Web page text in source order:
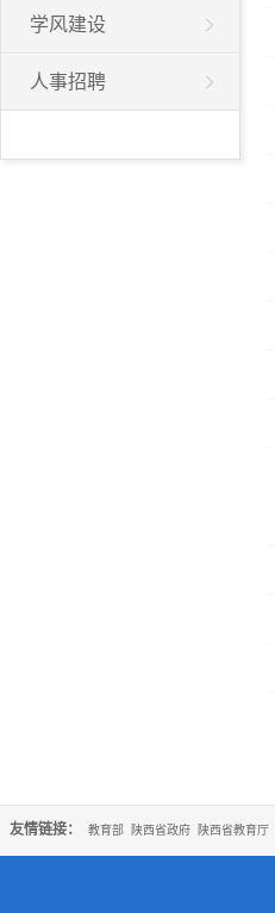
学风建设
人事招聘
友情链接： 教育部 陕西省政府 陕西省教育厅